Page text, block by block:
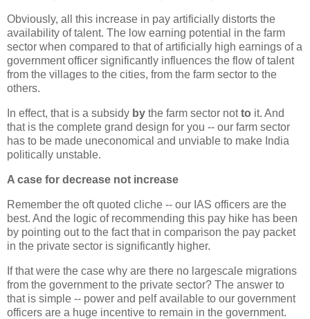
Obviously, all this increase in pay artificially distorts the
availability of talent. The low earning potential in the farm
sector when compared to that of artificially high earnings of a
government officer significantly influences the flow of talent
from the villages to the cities, from the farm sector to the
others.
In effect, that is a subsidy by the farm sector notto it. And
that is the complete grand design for you -- our farm sector
has to be made uneconomical and unviable to make India
politically unstable.
A case for decrease not increase
Remember the oft quoted cliche -- our IAS officers are the
best. And the logic of recommending this pay hike has been
by pointing out to the fact that in comparison the pay packet
in the private sector is significantly higher.
If that were the case why are there no largescale migrations
from the government to the private sector? The answer to
that is simple -- power and pelf available to our government
officers are a huge incentive to remain in the government.